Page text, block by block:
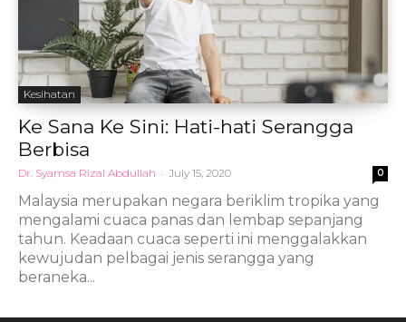
Kesihatan
Ke Sana Ke Sini: Hati-hati Serangga
Berbisa
Dr. Syamsa Rizal Abdullah - July 15, 2020 0
Malaysia merupakan negara beriklim tropika yang
mengalami cuaca panas dan lembap sepanjang
tahun. Keadaan cuaca seperti ini menggalakkan
kewujudan pelbagai jenis serangga yang
beraneka...